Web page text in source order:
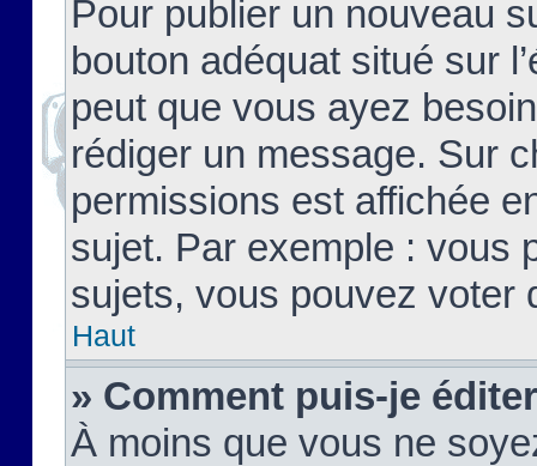
Pour publier un nouveau
bouton adéquat situé sur
peut que vous ayez
rédiger un message. Sur
permissions est affichée
sujet. Par exemple : vous
sujets, vous pouvez voter
Haut
» Comment puis-je
À moins que vous ne